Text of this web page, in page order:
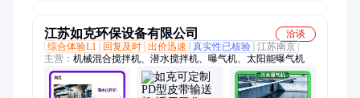
江苏如克环保设备有限公司
洽谈
综合体验L1
回复及时 出价迅速 真实性已核验 江苏南京
主营： 机械混合搅拌机、潜水搅拌机、曝气机、太阳能曝气机